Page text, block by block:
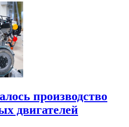
производство
двигателей